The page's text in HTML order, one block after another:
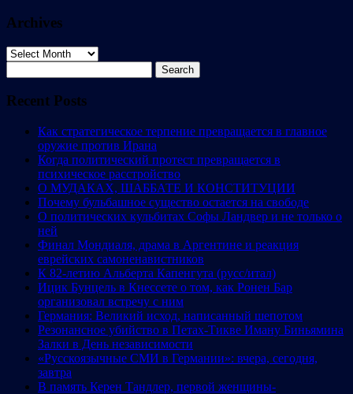
Archives
Archives
for:
Recent Posts
Как стратегическое терпение превращается в главное
оружие против Ирана
Когда политический протест превращается в
психическое расстройство
О МУДАКАХ, ШАББАТЕ И КОНСТИТУЦИИ
Почему бульбашное существо остается на свободе
О политических кульбитах Софы Ландвер и не только о
ней
Финал Мондиаля, драма в Аргентине и реакция
еврейских самоненавистников
К 82-летию Альберта Капенгута (русс/итал)
Ицик Бунцель в Кнессете о том, как Ронен Бар
организовал встречу с ним
Германия: Великий исход, написанный шепотом
Резонансное убийство в Петах-Тикве Иману Биньямина
Залки в День независимости
«Русскоязычные СМИ в Германии»: вчера, сегодня,
завтра
В память Керен Тандлер, первой женщины-